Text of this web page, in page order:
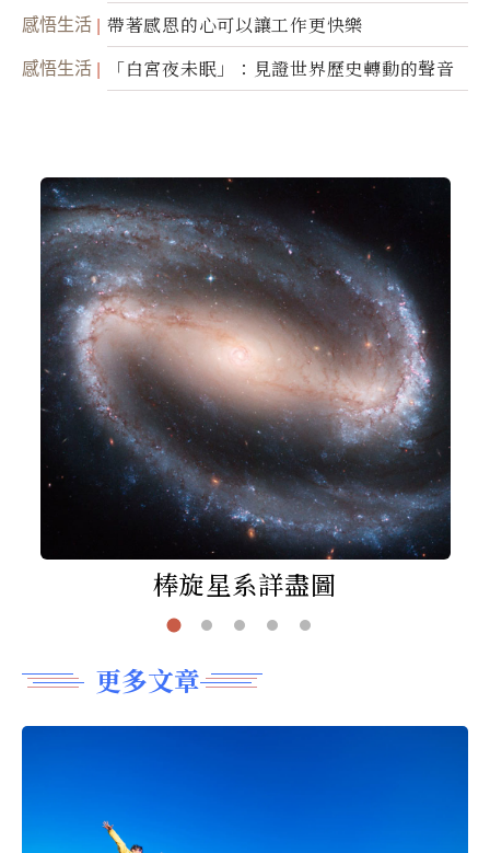
感悟生活 帶著感恩的心可以讓工作更快樂
感悟生活 「白宮夜未眠」：見證世界歷史轉動的聲音
棒旋星系詳盡圖
更多文章